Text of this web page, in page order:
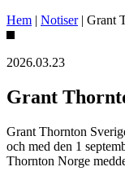
Hem | Notiser| Grant
2026.03.23
Grant
Grant Thornton
och med den 1
Thornton Norge